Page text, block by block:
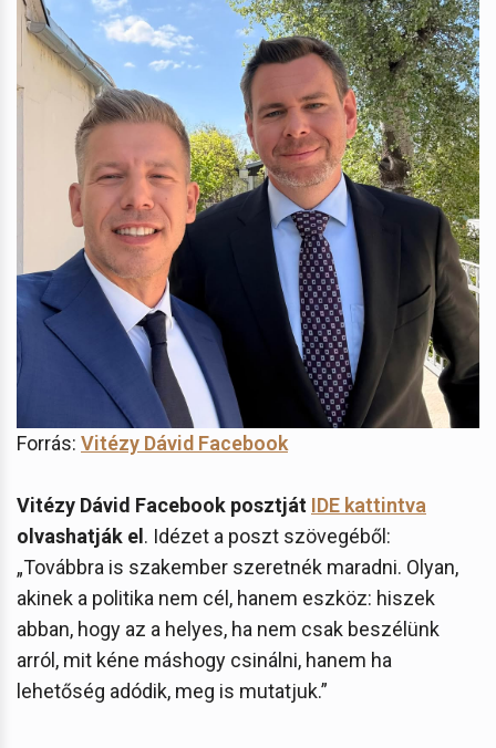
Forrás: Vitézy Dávid Facebook
Vitézy Dávid Facebook posztját IDE kattintva
olvashatják el . Idézet a poszt szövegéből:
„Továbbra is szakember szeretnék maradni. Olyan,
akinek a politika nem cél, hanem eszköz: hiszek
abban, hogy az a helyes, ha nem csak beszélünk
arról, mit kéne máshogy csinálni, hanem ha
lehetőség adódik, meg is mutatjuk.”